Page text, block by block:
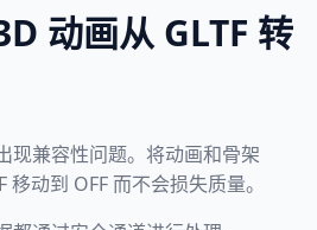
动画从 GLTF 转
现兼容性问题。将动画和骨架
动到 OFF 而不会损失质量。